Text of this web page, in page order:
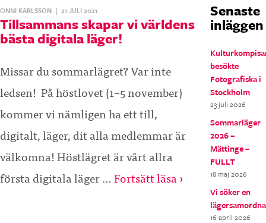
ONNI KARLSSON | 21 JULI 2021
Tillsammans skapar vi världens
bästa digitala läger!
Missar du sommarlägret? Var inte
ledsen! På höstlovet (1–5 november)
kommer vi nämligen ha ett till,
digitalt, läger, dit alla medlemmar är
välkomna! Höstlägret är vårt allra
första digitala läger …Fortsätt läsa ›
Senaste
inläggen
besökte
Fotografiska i
Stockholm
23 juli 2026
Sommarläger
2026 –
Mättinge –
FULLT
18 maj 2026
Vi söker en
16 april 2026